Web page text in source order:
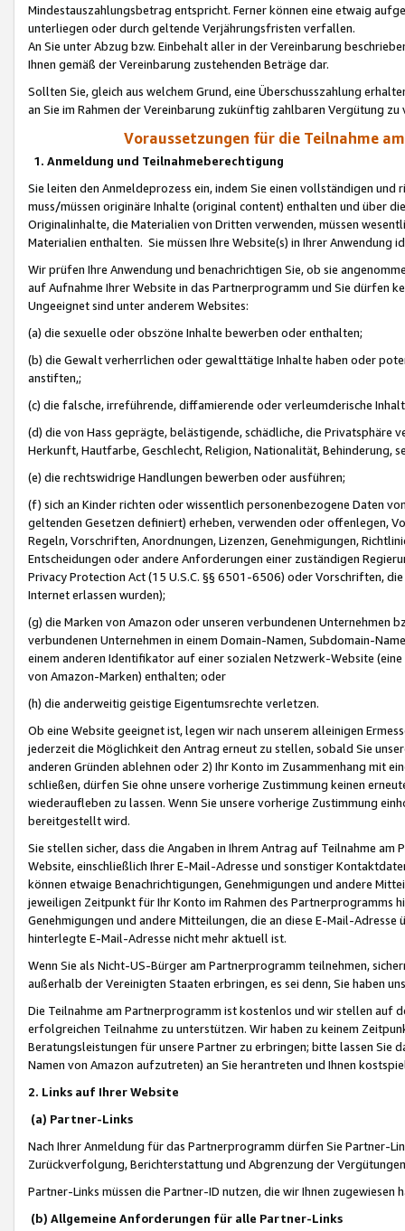
Mindestauszahlungsbetrag entspricht. Ferner können eine etwaig
unterliegen oder durch geltende Verjährungsfristen verfallen.
An Sie unter Abzug bzw. Einbehalt aller in der Vereinbarung
Ihnen gemäß der Vereinbarung zustehenden Beträge dar.
Sollten Sie, gleich aus welchem Grund, eine Überschusszahlung
an Sie im Rahmen der Vereinbarung zukünftig zahlbaren Vergütung zu
Voraussetzungen für die Teilnahme
1. Anmeldung und Teilnahmeberechtigung
Sie leiten den Anmeldeprozess ein, indem Sie einen vollständigen
muss/müssen originäre Inhalte (original content) enthalten und über
Originalinhalte, die Materialien von Dritten verwenden, müssen
Materialien enthalten. Sie müssen Ihre Website(s) in Ihrer Anwendung
Wir prüfen Ihre Anwendung und benachrichtigen Sie, ob sie
auf Aufnahme Ihrer Website in das Partnerprogramm und Sie dürfen
Ungeeignet sind unter anderem Websites:
(a) die sexuelle oder obszöne Inhalte bewerben oder enthalten;
(b) die Gewalt verherrlichen oder gewalttätige Inhalte haben oder
anstiften,;
(c) die falsche, irreführende, diffamierende oder verleumderische
(d) die von Hass geprägte, belästigende, schädliche, die Privatsphäre
Herkunft, Hautfarbe, Geschlecht, Religion, Nationalität, Behinderung,
(e) die rechtswidrige Handlungen bewerben oder ausführen;
(f) sich an Kinder richten oder wissentlich personenbezogene Daten
geltenden Gesetzen definiert) erheben, verwenden oder offenlegen,
Regeln, Vorschriften, Anordnungen, Lizenzen, Genehmigungen,
Entscheidungen oder andere Anforderungen einer zuständigen
Privacy Protection Act (15 U.S.C. §§ 6501-6506) oder Vorschriften,
Internet erlassen wurden);
(g) die Marken von Amazon oder unseren verbundenen Unternehmen
verbundenen Unternehmen in einem Domain-Namen, Subdomain-
einem anderen Identifikator auf einer sozialen Netzwerk-Website
von Amazon-Marken) enthalten; oder
(h) die anderweitig geistige Eigentumsrechte verletzen.
Ob eine Website geeignet ist, legen wir nach unserem alleinigen
jederzeit die Möglichkeit den Antrag erneut zu stellen, sobald Sie
anderen Gründen ablehnen oder 2) Ihr Konto im Zusammenhang mit
schließen, dürfen Sie ohne unsere vorherige Zustimmung keinen
wiederaufleben zu lassen. Wenn Sie unsere vorherige Zustimmung
bereitgestellt wird.
Sie stellen sicher, dass die Angaben in Ihrem Antrag auf Teilnahme
Website, einschließlich Ihrer E-Mail-Adresse und sonstiger
können etwaige Benachrichtigungen, Genehmigungen und andere
jeweiligen Zeitpunkt für Ihr Konto im Rahmen des Partnerprogramms
Genehmigungen und andere Mitteilungen, die an diese E-Mail-
hinterlegte E-Mail-Adresse nicht mehr aktuell ist.
Wenn Sie als Nicht-US-Bürger am Partnerprogramm teilnehmen,
außerhalb der Vereinigten Staaten erbringen, es sei denn, Sie haben
Die Teilnahme am Partnerprogramm ist kostenlos und wir stellen auf
erfolgreichen Teilnahme zu unterstützen. Wir haben zu keinem
Beratungsleistungen für unsere Partner zu erbringen; bitte lassen Sie
Namen von Amazon aufzutreten) an Sie herantreten und Ihnen
2. Links auf Ihrer Website
(a) Partner-Links
Nach Ihrer Anmeldung für das Partnerprogramm dürfen Sie Partner-
Zurückverfolgung, Berichterstattung und Abgrenzung der
Partner-Links müssen die Partner-ID nutzen, die wir Ihnen zugewiesen
(b) Allgemeine Anforderungen für alle Partner-Links